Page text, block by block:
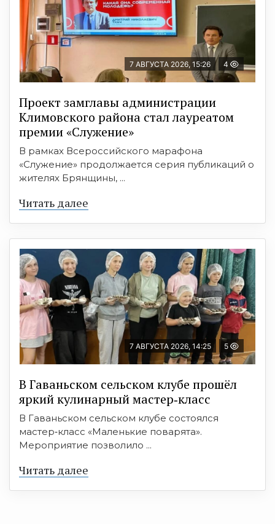
7 АВГУСТА 2026, 15:26 4
Проект замглавы администрации
Климовского района стал лауреатом
премии «Служение»
В рамках Всероссийского марафона
«Служение» продолжается серия публикаций о
жителях Брянщины, ...
Читать далее
7 АВГУСТА 2026, 14:25 5
В Гаваньском сельском клубе прошёл
яркий кулинарный мастер‑класс
В Гаваньском сельском клубе состоялся
мастер‑класс «Маленькие поварята».
Мероприятие позволило ...
Читать далее